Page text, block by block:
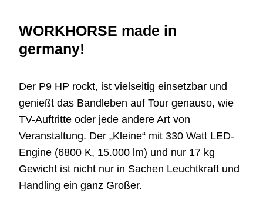
WORKHORSE made in
germany!
Der P9 HP rockt, ist vielseitig einsetzbar und
genießt das Bandleben auf Tour genauso, wie
TV-Auftritte oder jede andere Art von
Veranstaltung. Der „Kleine“ mit 330 Watt LED-
Engine (6800 K, 15.000 lm) und nur 17 kg
Gewicht ist nicht nur in Sachen Leuchtkraft und
Handling ein ganz Großer.